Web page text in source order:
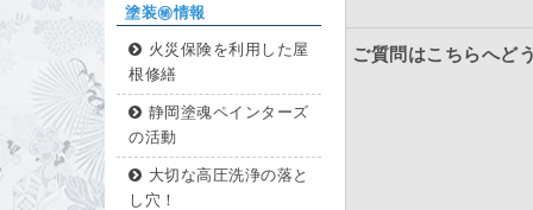
塗装㊙情報
火災保険を利用した屋
根修繕
静岡塗魂ペインターズ
の活動
大切な高圧洗浄の落と
し穴！
ご質問はこちらへど